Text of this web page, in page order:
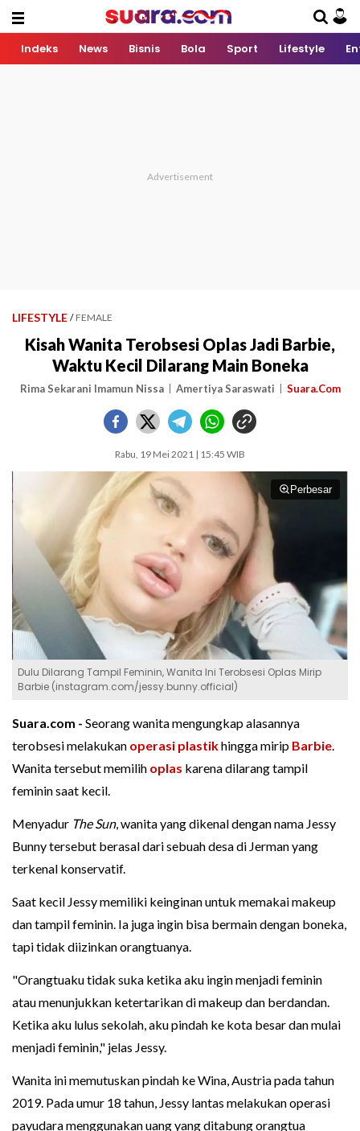
Indeks News Bisnis Bola Sport Lifestyle
LIFESTYLE / FEMALE
Kisah Wanita Terobsesi Oplas Jadi Barbie,
Waktu Kecil Dilarang Main Boneka
Rima Sekarani Imamun Nissa Amertiya Saraswati Suara.Com
Rabu, 19 Mei 2021 | 15:45 WIB
Perbesar
Dulu Dilarang Tampil Feminin, Wanita Ini Terobsesi Oplas Mirip
Barbie (instagram.com/jessy.bunny.official)
Suara.com - Seorang wanita mengungkap alasannya
terobsesi melakukan operasi plastikhingga mirip Barbie.
Wanita tersebut memilih oplas karena dilarang tampil
feminin saat kecil.
Menyadur The Sun, wanita yang dikenal dengan nama Jessy
Bunny tersebut berasal dari sebuah desa di Jerman yang
terkenal konservatif.
Saat kecil Jessy memiliki keinginan untuk memakai makeup
dan tampil feminin. Ia juga ingin bisa bermain dengan boneka,
tapi tidak diizinkan orangtuanya.
"Orangtuaku tidak suka ketika aku ingin menjadi feminin
atau menunjukkan ketertarikan di makeup dan berdandan.
Ketika aku lulus sekolah, aku pindah ke kota besar dan mulai
menjadi feminin," jelas Jessy.
Wanita ini memutuskan pindah ke Wina, Austria pada tahun
2019. Pada umur 18 tahun, Jessy lantas melakukan operasi
payudara menggunakan uang yang ditabung orangtua